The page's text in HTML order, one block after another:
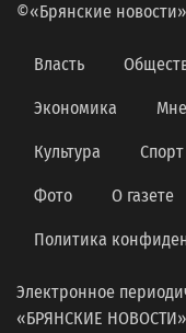
©«Брянские
Власть
Экономика
Культура Спорт
Фото О газете
Политика
Электронное
«БРЯНСКИЕ